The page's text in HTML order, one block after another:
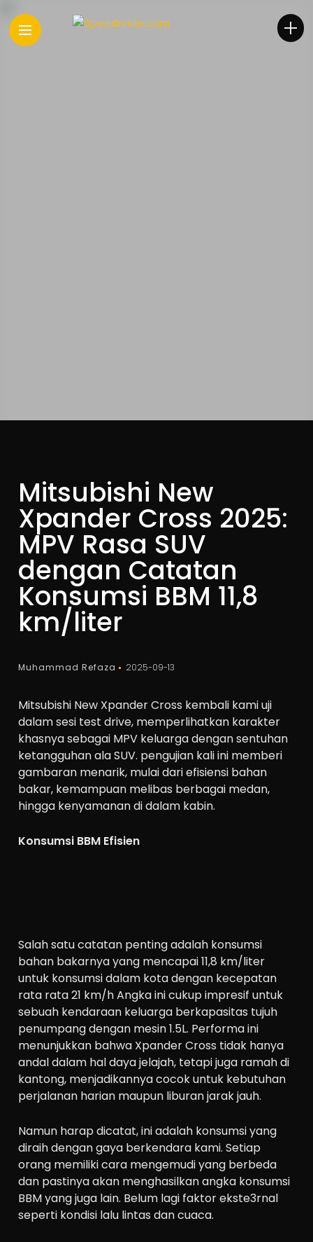
Mitsubishi New
Xpander Cross 2025:
MPV Rasa SUV
dengan Catatan
Konsumsi BBM 11,8
km/liter
Muhammad Refaza 2025-09-13
Mitsubishi New Xpander Cross kembali kami uji
dalam sesi test drive, memperlihatkan karakter
khasnya sebagai MPV keluarga dengan sentuhan
ketangguhan ala SUV. pengujian kali ini memberi
gambaran menarik, mulai dari efisiensi bahan
bakar, kemampuan melibas berbagai medan,
hingga kenyamanan di dalam kabin.
Konsumsi BBM Efisien
Salah satu catatan penting adalah konsumsi
bahan bakarnya yang mencapai11,8 km/liter
untuk konsumsi dalam kota dengan kecepatan
rata rata 21 km/h Angka ini cukup impresif untuk
sebuah kendaraan keluarga berkapasitas tujuh
penumpang dengan mesin 1.5L. Performa ini
menunjukkan bahwa Xpander Cross tidak hanya
andal dalam hal daya jelajah, tetapi juga ramah di
kantong, menjadikannya cocok untuk kebutuhan
perjalanan harian maupun liburan jarak jauh.
Namun harap dicatat, ini adalah konsumsi yang
diraih dengan gaya berkendara kami. Setiap
orang memiliki cara mengemudi yang berbeda
dan pastinya akan menghasilkan angka konsumsi
BBM yang juga lain. Belum lagi faktor ekste3rnal
seperti kondisi lalu lintas dan cuaca.